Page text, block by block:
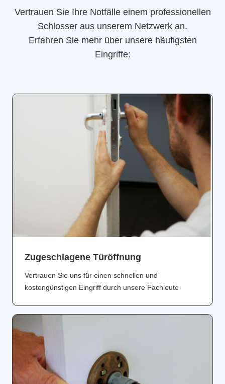
Vertrauen Sie Ihre Notfälle einem professionellen
Schlosser aus unserem Netzwerk an.
Erfahren Sie mehr über unsere häufigsten
Eingriffe:
Zugeschlagene Türöffnung
Vertrauen Sie uns für einen schnellen und
kostengünstigen Eingriff durch unsere Fachleute